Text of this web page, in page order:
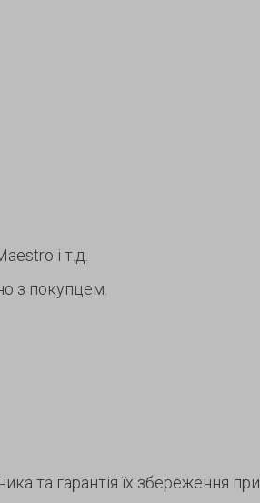
і т.д.
з покупцем.
та гарантія їх збереження при